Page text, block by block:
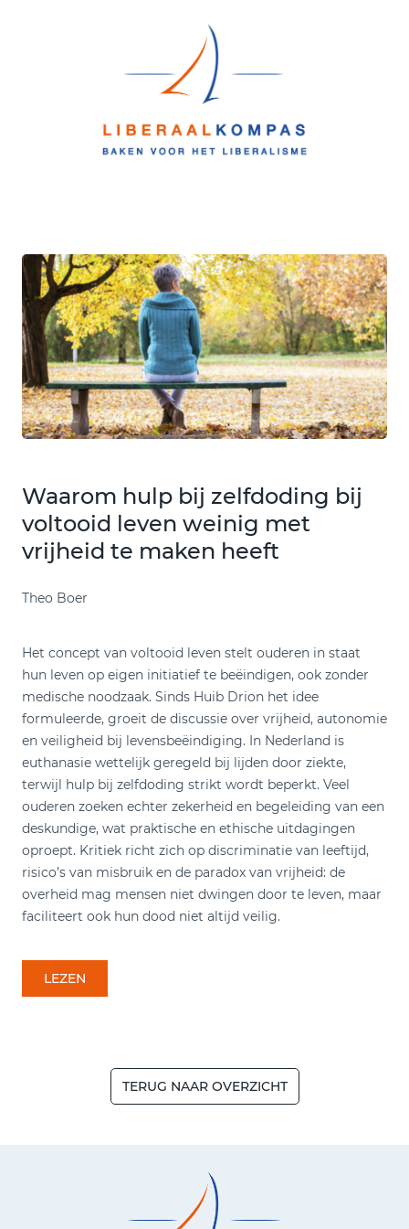
Waarom hulp bij zelfdoding bij
voltooid leven weinig met
vrijheid te maken heeft
Theo Boer
Het concept van voltooid leven stelt ouderen in staat
hun leven op eigen initiatief te beëindigen, ook zonder
medische noodzaak. Sinds Huib Drion het idee
formuleerde, groeit de discussie over vrijheid, autonomie
en veiligheid bij levensbeëindiging. In Nederland is
euthanasie wettelijk geregeld bij lijden door ziekte,
terwijl hulp bij zelfdoding strikt wordt beperkt. Veel
ouderen zoeken echter zekerheid en begeleiding van een
deskundige, wat praktische en ethische uitdagingen
oproept. Kritiek richt zich op discriminatie van leeftijd,
risico’s van misbruik en de paradox van vrijheid: de
overheid mag mensen niet dwingen door te leven, maar
faciliteert ook hun dood niet altijd veilig.
LEZEN
TERUG NAAR OVERZICHT